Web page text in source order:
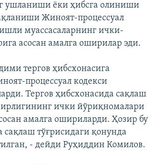
ушланиши ёки ҳибсга олиниши
Жиноят-процессуал
муассасаларнинг ички-
асосан амалга оширилар эди.
тергов ҳибсхонасига
процессуал кодекси
Тергов ҳибсхонасида сақлаш
ички йўриқномалари
амалга ошириларди. Ҳозир бу
тўғрисидаги қонунда
- дейди Руҳиддин Комилов.